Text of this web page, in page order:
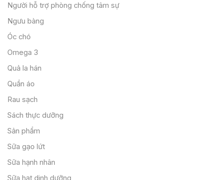
Người hỗ trợ phòng chống tâm sự
Ngưu bàng
Óc chó
Omega 3
Quả la hán
Quần áo
Rau sạch
Sách thực dưỡng
Sản phẩm
Sữa gạo lứt
Sữa hạnh nhân
Sữa hạt dinh dưỡng